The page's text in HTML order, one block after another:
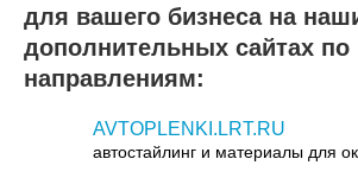
для вашего бизнеса на
дополнительных сайтах по
направлениям:
AVTOPLENKI.LRT.RU
автостайлинг и материалы для